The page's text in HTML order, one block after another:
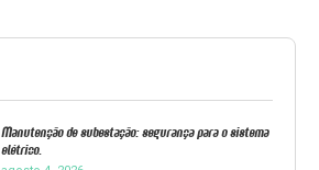
Manutenção de subestação: segurança para o sistema
elétrico.